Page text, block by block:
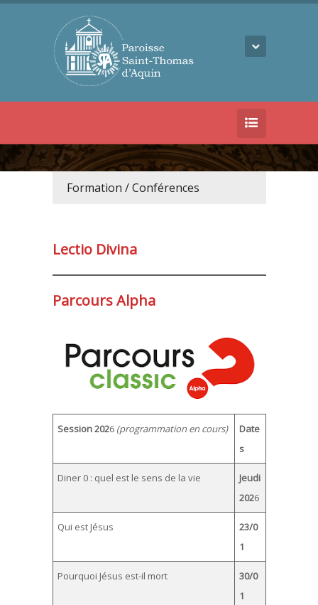
Formation / Conférences
Lectio Divina
Parcours Alpha
Session 2026 (programmation en cours)
Date
s
Diner 0 : quel est le sens de la vie
Jeudi
2026
Qui est Jésus
23/0
1
Pourquoi Jésus est-il mort
30/0
1